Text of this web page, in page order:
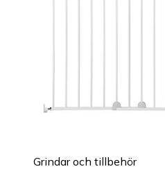
Grindar och tillbehör